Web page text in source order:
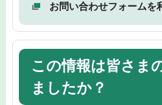
お問い合わせフォームを
この情報は皆さま
ましたか？